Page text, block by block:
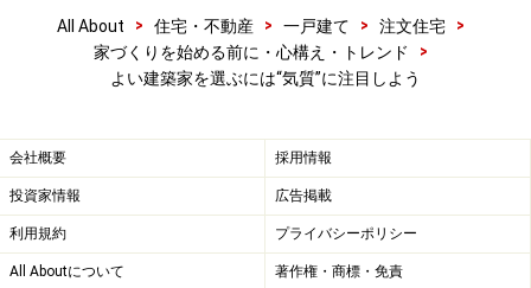
って大切にしていこうという気持ちもつくってくれるで
しょう。
※記事内容は執筆時点のものです。最新の内容をご確認くださ
い。
All About > 住宅・不動産 > 一戸建て > 注文住宅
>
家づくりを始める前に・心構え・トレンド
>
よい建築家を選ぶには“気質”に注目しよう
会社概要 採用情報
投資家情報 広告掲載
利用規約 プライバシーポリシー
All Aboutについて 著作権・商標・免責